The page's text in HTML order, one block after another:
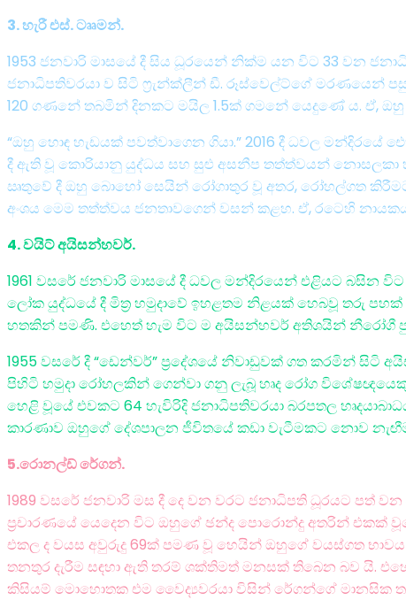
3. හැරී එස්. ටෲමන්.
1953 ජනවාරි මාසයේ දී සිය ධූරයෙන් නික්ම යන විට 33 වන
ජනාධිපතිවරයා ව සිටි ෆ්‍රැන්ක්ලීන් ඩී. රූස්වෙල්ට්ගේ මරණයෙන්
120 ගණනේ තබමින් දිනකට මයිල 1.5ක් ගමනේ යෙදුණේ ය. ඒ,
“ඔහු හොඳ හැඩයක් පවත්වාගෙන ගියා.” 2016 දී ධවල
දී ඇති වූ කොරියානු යුද්ධය සහ සුළු අසනීප තත්ත්වයන් නොසලකා
ඍතුවේ දී ඔහු බොහෝ සෙයින් රෝගාතුර වූ අතර, රෝහල්ගත
අංශය මෙම තත්ත්වය ජනතාවගෙන් වසන් කළහ. ඒ, රටෙහි
4. වයිට් අයිසන්හවර්.
1961 වසරේ ජනවාරි මාසයේ දී ධවල මන්දිරයෙන් එළියට බසින
ලෝක යුද්ධයේ දී මිත්‍ර හමුදාවේ ඉහළතම නිළයක් හෙබවූ තරු
හතකින් පමණි. එහෙත් හැම විට ම අයිසන්හවර් අතිශයින් නීරෝගී
1955 වසරේ දී “ඩෙන්වර්” ප්‍රදේශයේ නිවාඩුවක් ගත කරමින්
පිහිටි හමුදා රෝහලකින් ගෙන්වා ගනු ලැබූ හෘද රෝග
හෙළි වූයේ එවකට 64 හැවිරිදි ජනාධිපතිවරයා බරපතල
කාරණාව ඔහුගේ දේශපාලන ජීවිතයේ කඩා වැටීමකට නොව
5.රොනල්ඩ් රේගන්.
1989 වසරේ ජනවාරි මස දී දෙ වන වරට ජනාධිපති ධූරයට පත්
ප්‍රචාරණයේ යෙදෙන විට ඔහුගේ ඡන්ද පොරොන්දු අතරින් එකක්
එකල ද වයස අවුරුදු 69ක් පමණ වූ හෙයින් ඔහුගේ වයස්ගත
තනතුර දැරීම සඳහා ඇති තරම් ශක්තිමත් මනසක් තිබෙන බව යි.
කිසියම් මොහොතක එම වෛද්‍යවරයා විසින් රේගන්ගේ මානසික